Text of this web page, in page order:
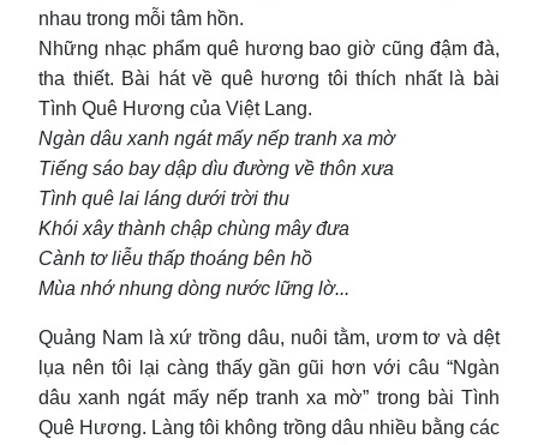
nhau trong mỗi tâm hồn.
Những nhạc phẩm quê hương bao giờ cũng đậm đà,
tha thiết. Bài hát về quê hương tôi thích nhất là bài
Tình Quê Hương của Việt Lang.
Ngàn dâu xanh ngát mấy nếp tranh xa mờ
Tiếng sáo bay dập dìu đường về thôn xưa
Tình quê lai láng dưới trời thu
Khói xây thành chập chùng mây đưa
Cành tơ liễu thấp thoáng bên hồ
Mùa nhớ nhung dòng nước lững lờ...
Quảng Nam là xứ trồng dâu, nuôi tằm, ươm tơ và dệt
lụa nên tôi lại càng thấy gần gũi hơn với câu “Ngàn
dâu xanh ngát mấy nếp tranh xa mờ” trong bài Tình
Quê Hương. Làng tôi không trồng dâu nhiều bằng các